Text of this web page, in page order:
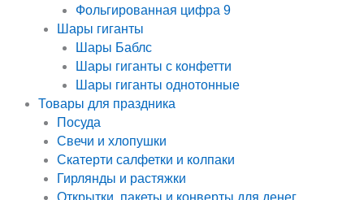
Фольгированная цифра 9
Шары гиганты
Шары Баблс
Шары гиганты с конфетти
Шары гиганты однотонные
Товары для праздника
Посуда
Свечи и хлопушки
Скатерти салфетки и колпаки
Гирлянды и растяжки